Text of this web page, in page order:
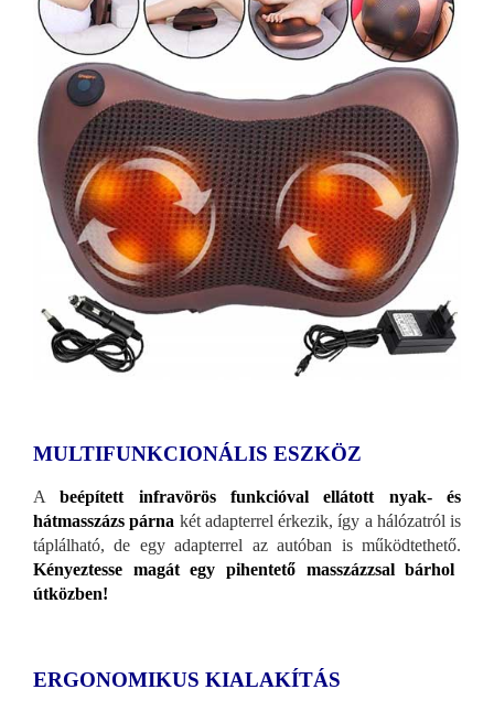
MULTIFUNKCIONÁLIS ESZKÖZ
Abeépített infravörös funkcióval ellátott nyak- és
hátmasszázs párna két adapterrel érkezik, így a hálózatról is
táplálható, de egy adapterrel az autóban is működtethető.
Kényeztesse magát egy pihentető masszázzsal bárhol
útközben!
ERGONOMIKUS KIALAKÍTÁS